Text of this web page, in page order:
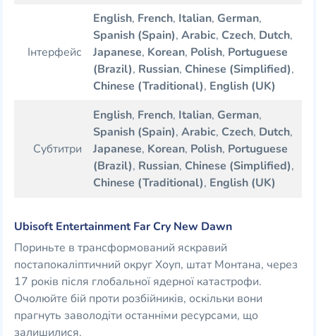
Інтерфейс
English, French, Italian, German,
Spanish (Spain), Arabic, Czech, Dutch,
Japanese, Korean, Polish, Portuguese
(Brazil), Russian, Chinese (Simplified),
Chinese (Traditional), English (UK)
Субтитри
English, French, Italian, German,
Spanish (Spain), Arabic, Czech, Dutch,
Japanese, Korean, Polish, Portuguese
(Brazil), Russian, Chinese (Simplified),
Chinese (Traditional), English (UK)
Ubisoft Entertainment Far Cry New Dawn
Пориньте в трансформований яскравий
постапокаліптичний округ Хоуп, штат Монтана, через
17 років після глобальної ядерної катастрофи.
Очолюйте бій проти розбійників, оскільки вони
прагнуть заволодіти останніми ресурсами, що
залишилися.